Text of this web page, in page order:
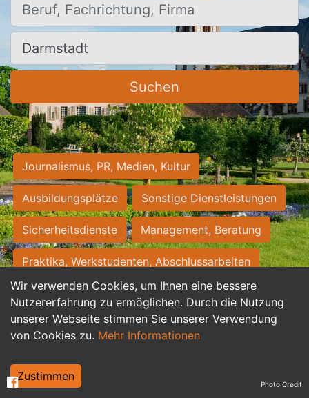
Wir verwenden Cookies, um Ihnen eine bessere
Nutzererfahrung zu ermöglichen. Durch die Nutzung
unserer Webseite stimmen Sie unserer Verwendung
von Cookies zu. Mehr Informationen
Zustimmen
Ort, Stadt
Suchen
Journalismus, PR, Medien, Kultur
Ausbildungsplätze Sonstige Dienstleistungen
Sicherheitsdienste Management, Beratung
Praktika, Werkstudenten, Abschlussarbeiten
Personalwesen Assistenz, Sekretariat
Hilfskräfte, Aushilfs- und Nebenjobs
Weiterbildung, Studium, duale Ausbildung Photo Credit